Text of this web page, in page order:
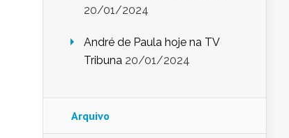
20/01/2024
André de Paula hoje na TV
Tribuna 20/01/2024
Arquivo